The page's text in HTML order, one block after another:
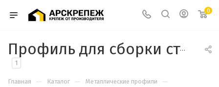
0
Профиль для сборки стеллажей
1
Главная — Каталог — Металлические профили —